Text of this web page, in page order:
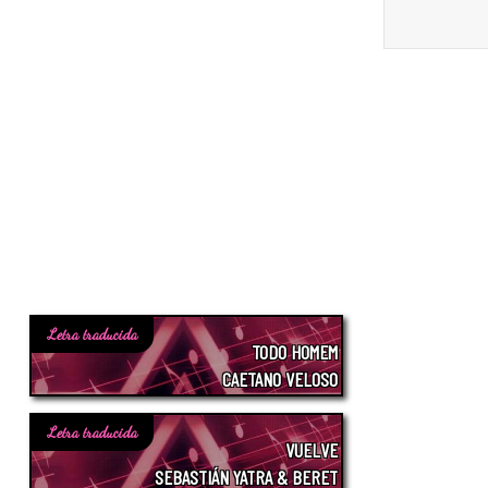
Letra traducida
TODO HOMEM
CAETANO VELOSO
Letra traducida
VUELVE
SEBASTIÁN YATRA & BERET